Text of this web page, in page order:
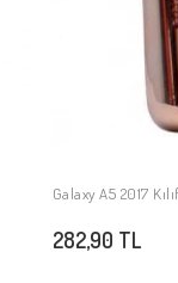
Galaxy A5 2017
282,90 TL